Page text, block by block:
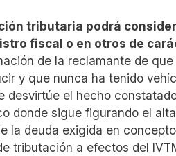
tributaria podrá
fiscal o en otros de
de la reclamante de
y que nunca ha tenido
desvirtúe el hecho
donde sigue figurando el
la deuda exigida en
tributación a efectos del